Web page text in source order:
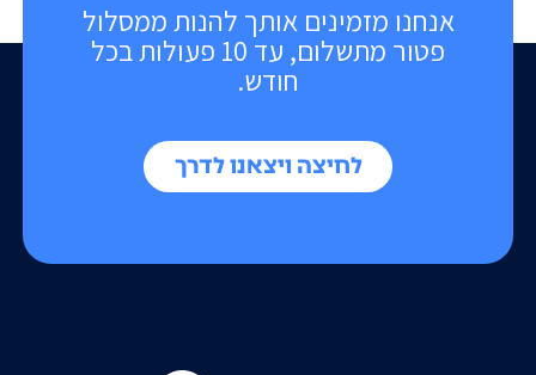
אנחנו מזמינים אותך להנות ממסלול
פטור מתשלום, עד 10 פעולות בכל
חודש.
לחיצה ויצאנו לדרך